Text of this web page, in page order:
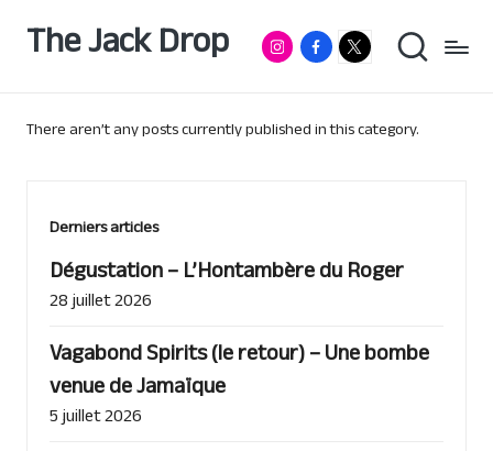
The Jack Drop
Passionné
autres
InstagramFacebook
RumX
App
There aren’t any posts currently published in this category.
Derniers articles
Dégustation – L’Hontambère du Roger
28 juillet 2026
Vagabond Spirits (le retour) – Une bombe
venue de Jamaïque
5 juillet 2026